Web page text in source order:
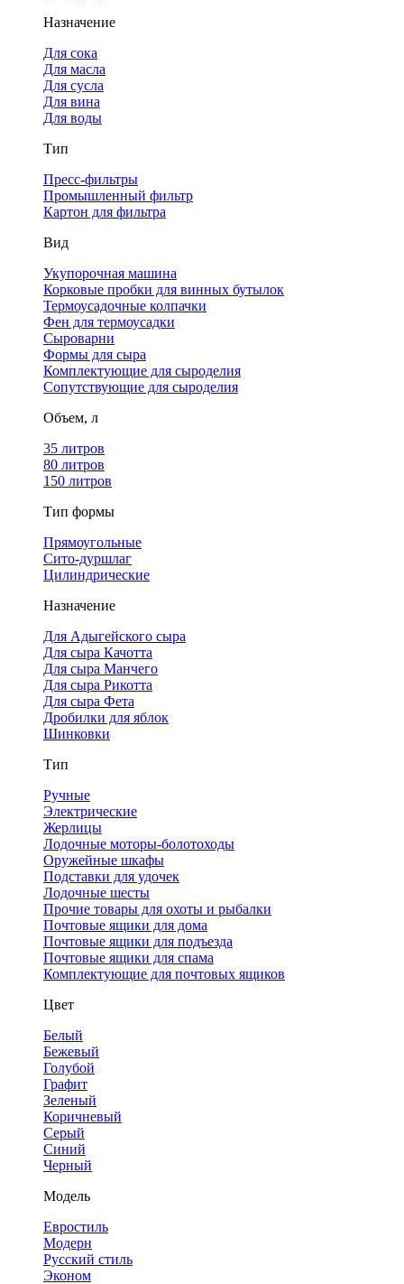
Назначение
Для сока
Для масла
Для сусла
Для вина
Для воды
Тип
Пресс-фильтры
Промышленный фильтр
Картон для фильтра
Вид
Укупорочная машина
Корковые пробки для винных бутылок
Термоусадочные колпачки
Фен для термоусадки
Сыроварни
Формы для сыра
Комплектующие для сыроделия
Сопутствующие для сыроделия
Объем, л
35 литров
80 литров
150 литров
Тип формы
Прямоугольные
Сито-дуршлаг
Цилиндрические
Назначение
Для Адыгейского сыра
Для сыра Качотта
Для сыра Манчего
Для сыра Рикотта
Для сыра Фета
Дробилки для яблок
Шинковки
Тип
Ручные
Электрические
Жерлицы
Лодочные моторы-болотоходы
Оружейные шкафы
Подставки для удочек
Лодочные шесты
Прочие товары для охоты и рыбалки
Почтовые ящики для дома
Почтовые ящики для подъезда
Почтовые ящики для спама
Комплектующие для почтовых ящиков
Цвет
Белый
Бежевый
Голубой
Графит
Зеленый
Коричневый
Серый
Синий
Черный
Модель
Евростиль
Модерн
Русский стиль
Эконом